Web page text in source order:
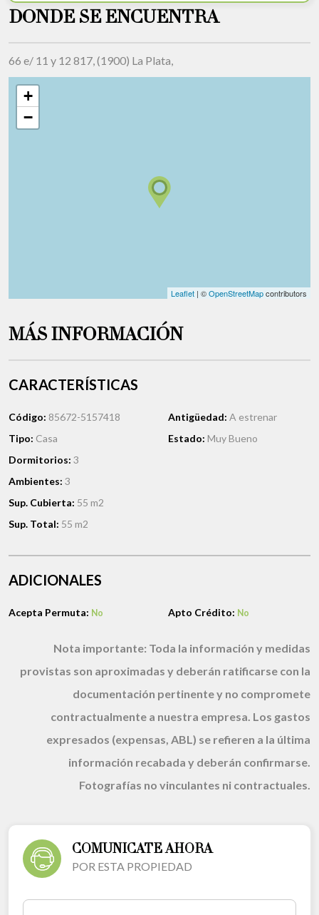
DONDE SE ENCUENTRA
66 e/ 11 y 12 817, (1900) La Plata,
+
−
Leaflet | ©OpenStreetMapcontributors
MÁS INFORMACIÓN
CARACTERÍSTICAS
Código: 85672-5157418
Tipo: Casa
Dormitorios: 3
Ambientes: 3
Antigüedad: A estrenar
Estado: Muy Bueno
Sup. Cubierta: 55 m2
Sup. Total: 55 m2
ADICIONALES
Acepta Permuta: No Apto Crédito: No
Nota importante: Toda la información y medidas
provistas son aproximadas y deberán ratificarse con la
documentación pertinente y no compromete
contractualmente a nuestra empresa. Los gastos
expresados (expensas, ABL) se refieren a la última
información recabada y deberán confirmarse.
Fotografías no vinculantes ni contractuales.
COMUNICATE AHORA
POR ESTA PROPIEDAD